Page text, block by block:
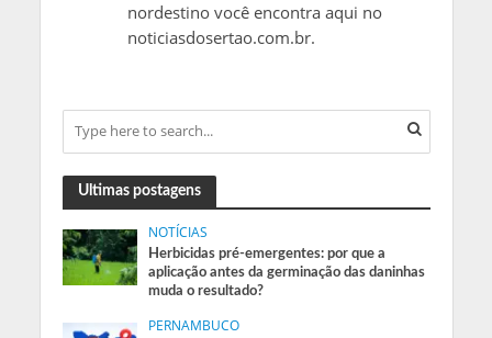
nordestino você encontra aqui no
noticiasdosertao.com.br.
Ultimas postagens
NOTÍCIAS
Herbicidas pré-emergentes: por que a
aplicação antes da germinação das daninhas
muda o resultado?
PERNAMBUCO